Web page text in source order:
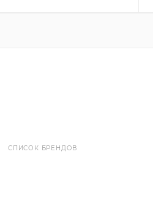
СПИСОК БРЕНДОВ